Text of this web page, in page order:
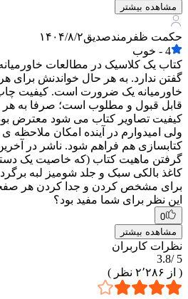
مشاهده بیشتر
حکمت ظفرمندصدیق۱۴۰۴/۸/۲
4
- خوب
کتاب یک کلاسیک در مطالعات
گفتن ندارد. به هر حال خواندنش برای
خاورمیانه یک ضرورت است. کیفیت
قابل قبول و مطلوب است؛ صرفا به هر
کیفیت تصاویر کتاب می شود معترض
ولی امیدوارم در آینده امکان ملاحظه ی
کتابسازی هم فراهم شود. ناشر در
گرفتن ماهیت کتاب (که خاصیت یک
کاغذ بالکی سبک و جلد شومیز لبه
برای مشخص کردن و جدا کردن هر
این نظر برای شما مفید بود؟
0
مشاهده بیشتر
نظرات کاربران
5 /
3.8
( از ۲٬۲۸۶ نظر )